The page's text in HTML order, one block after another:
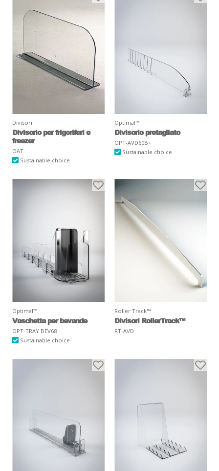
Divisori
Divisorio per frigoriferi e
freezer
OAT
Sustainable choice
Optimal™
Divisorio pretagliato
OPT-AVD60B+
Sustainable choice
Optimal™
Vaschetta per bevande
OPT-TRAY BEV68
Sustainable choice
Roller Track™
Divisori RollerTrack™
RT-AVD